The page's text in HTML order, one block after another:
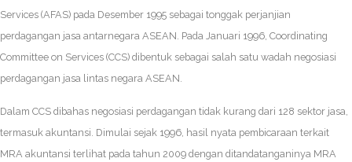
Services (AFAS) pada Desember 1995 sebagai tonggak perjanjian
perdagangan jasa antarnegara ASEAN. Pada Januari 1996, Coordinating
Committee on Services (CCS) dibentuk sebagai salah satu wadah negosiasi
perdagangan jasa lintas negara ASEAN.
Dalam CCS dibahas negosiasi perdagangan tidak kurang dari 128 sektor jasa,
termasuk akuntansi. Dimulai sejak 1996, hasil nyata pembicaraan terkait
MRA akuntansi terlihat pada tahun 2009 dengan ditandatanganinya MRA